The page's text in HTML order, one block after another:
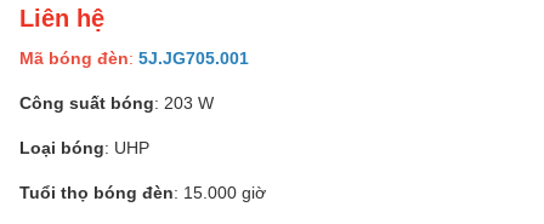
Liên hệ
Mã bóng đèn: 5J.JG705.001
Công suất bóng: 203 W
Loại bóng: UHP
Tuổi thọ bóng đèn: 15.000 giờ